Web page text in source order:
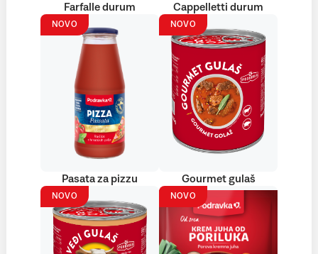
Farfalle durum Cappelletti durum
NOVO
Pasata za pizzu
NOVO
Gourmet gulaš
NOVO NOVO